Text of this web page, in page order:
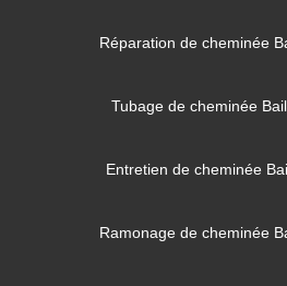
Réparation de cheminée
Tubage de cheminée
Entretien de cheminée
Ramonage de cheminée